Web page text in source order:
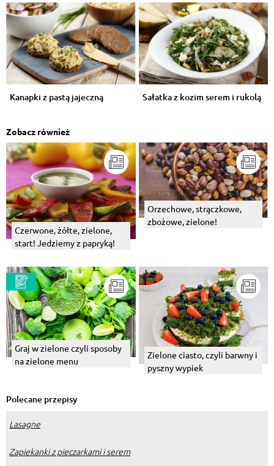
Kanapki z pastą jajeczną Sałatka z kozim serem i rukolą
Zobacz również
Czerwone, żółte, zielone,
start! Jedziemy z papryką!
Orzechowe, strączkowe,
zbożowe, zielone!
Graj w zielone czyli sposoby
na zielone menu
Zielone ciasto, czyli barwny i
pyszny wypiek
Polecane przepisy
Lasagne
Zapiekanki z pieczarkami i serem